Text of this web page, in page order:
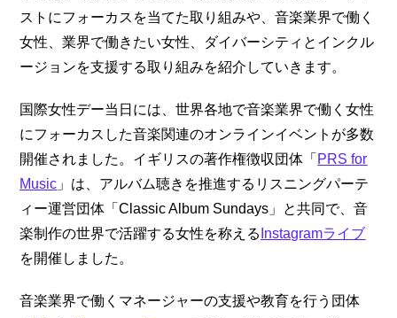
ストにフォーカスを当てた取り組みや、音楽業界で働く
女性、業界で働きたい女性、ダイバーシティとインクル
ージョンを支援する取り組みを紹介していきます。
国際女性デー当日には、世界各地で音楽業界で働く女性
にフォーカスした音楽関連のオンラインイベントが多数
開催されました。イギリスの著作権徴収団体「 PRS for
Music 」は、アルバム聴きを推進するリスニングパーテ
ィー運営団体「Classic Album Sundays」と共同で、音
楽制作の世界で活躍する女性を称える Instagramライブ
を開催しました。
音楽業界で働くマネージャーの支援や教育を行う団体